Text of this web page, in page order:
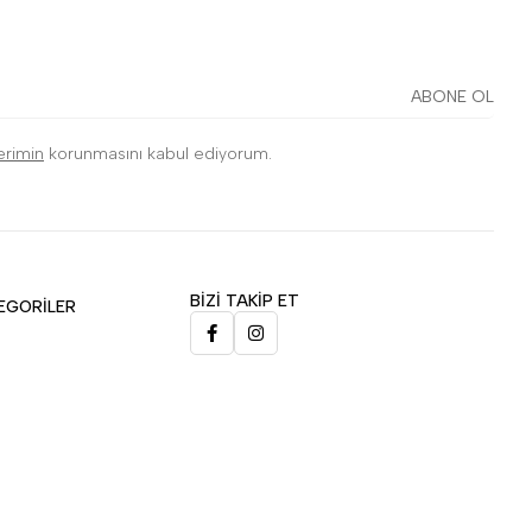
ABONE OL
korunmasını kabul ediyorum.
BİZİ TAKİP ET